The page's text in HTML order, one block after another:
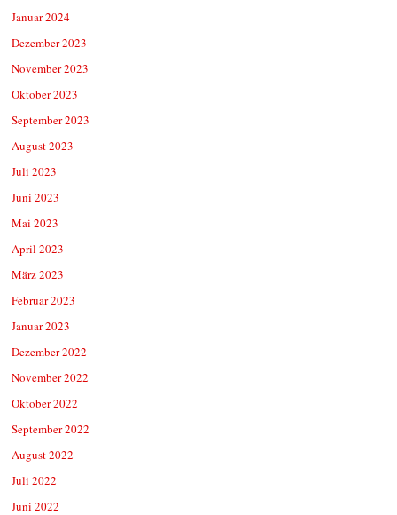
Januar 2024
Dezember 2023
November 2023
Oktober 2023
September 2023
August 2023
Juli 2023
Juni 2023
Mai 2023
April 2023
März 2023
Februar 2023
Januar 2023
Dezember 2022
November 2022
Oktober 2022
September 2022
August 2022
Juli 2022
Juni 2022